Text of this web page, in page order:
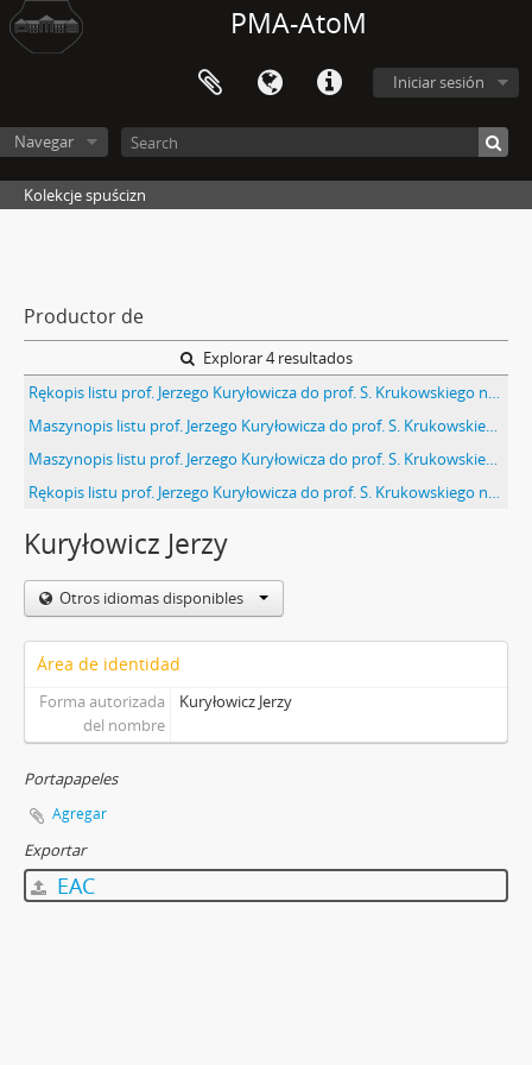
PMA-AtoM
Iniciar sesión
Navegar
Kolekcje spuścizn
Productor de
Explorar 4 resultados
Rękopis listu prof. Jerzego Kuryłowicza do prof. S. Krukowskiego na karcie pocztowej w sprawie etymologii słowa "dzieha" oraz wspólnego określenia językowego na "sierp" i żuchwę" Kraków 7 IX 1963
Maszynopis listu prof. Jerzego Kuryłowicza do prof. S. Krukowskiego objaśniającego pochodzenie słowa "gieha" oraz uzasadniającego brak etymologicznego powiązania między wyrazami "siep i "żebro" Kraków 31 sierpnia 1963 r.
Maszynopis listu prof. Jerzego Kuryłowicza do prof. S. Krukowskiego objaśniającego pochodzenie słowa "gieha" oraz uzasadniającego brak etymologicznego powiązania między wyrazami "siep i "żebro" Kraków 31 sierpnia 1963 r. - strona 1
Rękopis listu prof. Jerzego Kuryłowicza do prof. S. Krukowskiego na karcie pocztowej w sprawie etymologii słowa "dzieha" oraz wspólnego określenia językowego na "sierp" i żuchwę" Kraków 7 IX 1963 - awers: treść listu J. Kuryłowicza
Kuryłowicz Jerzy
Otros idiomas disponibles
Área de identidad
Forma autorizada
del nombre
Kuryłowicz Jerzy
Portapapeles
Agregar
Exportar
EAC